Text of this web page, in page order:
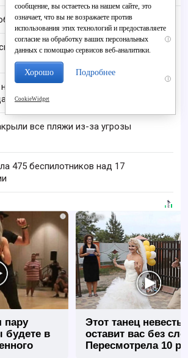
сбили БПЛА
i
секунд, а смеяться вы
i
пляже Крыма: Что люди
не видят...
все пляжи из-за угрозы
475 беспилотников над 17
i
пару
будете в
Этот танец невесты
оставит вас без
Пересмотрела 10
сообщение, вы остаетесь на нашем сайте, это
означает, что вы не возражаете против
использования этих технологий и предоставляете
согласие на обработку ваших персональных
данных с помощью сервисов веб-аналитики.
Хорошо Подробнее
CookieWidget